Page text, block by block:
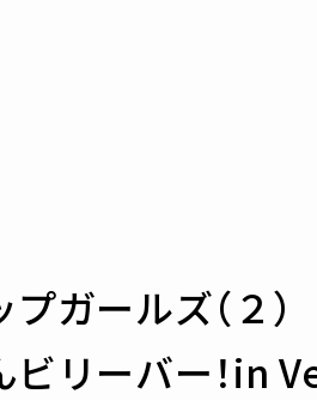
ガールズ（２）
ビリーバー！in